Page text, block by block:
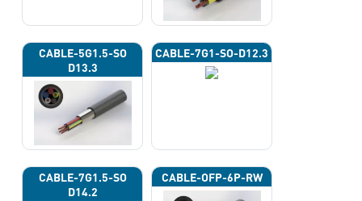
CABLE-5G1.5-SO
D13.3
CABLE-7G1-SO-D12.3
CABLE-7G1.5-SO
D14.2
CABLE-OFP-6P-RW